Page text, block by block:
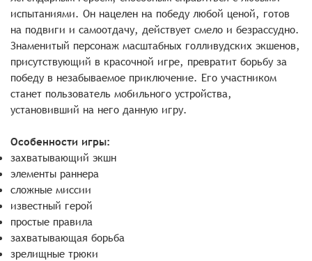
испытаниями. Он нацелен на победу любой ценой, готов
на подвиги и самоотдачу, действует смело и безрассудно.
Знаменитый персонаж масштабных голливудских экшенов,
присутствующий в красочной игре, превратит борьбу за
победу в незабываемое приключение. Его участником
станет пользователь мобильного устройства,
установивший на него данную игру.
Особенности игры:
захватывающий экшн
элементы раннера
сложные миссии
известный герой
простые правила
захватывающая борьба
зрелищные трюки